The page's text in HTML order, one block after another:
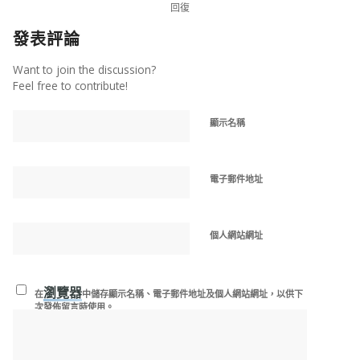
回復
發表評論
Want to join the discussion?
Feel free to contribute!
顯示名稱
電子郵件地址
個人網站網址
在瀏覽器中儲存顯示名稱、電子郵件地址及個人網站網址，以供下
次發佈留言時使用。